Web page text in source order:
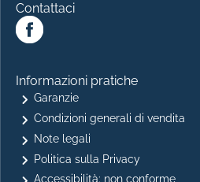
Contattaci
Informazioni pratiche
Garanzie
Condizioni generali di vendita
Note legali
Politica sulla Privacy
Accessibilità: non conforme